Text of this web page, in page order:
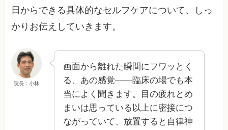
日からできる具体的なセルフケアについて、しっ
かりお伝えしていきます。
院長：小林
画面から離れた瞬間にフワッとく
る、あの感覚——臨床の場でも本
当によく聞きます。目の疲れとめ
まいは思っている以上に密接につ
ながっていて、放置すると自律神